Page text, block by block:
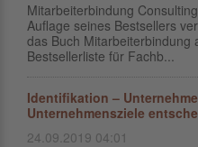
Mitarbeiterbindung
Auflage seines Bestsellers
das Buch Mitarbeiterbindung
Bestsellerliste für Fachb...
Identifikation –
Unternehmensziele
24.09.2019 04:01